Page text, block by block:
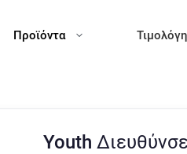
Προϊόντα
Youth